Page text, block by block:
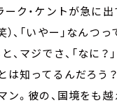
ク・ケントが急に出
、「いやー」なんつっ
マジでさ、「なに？
は知ってるんだろう
ン。彼の、国境をも